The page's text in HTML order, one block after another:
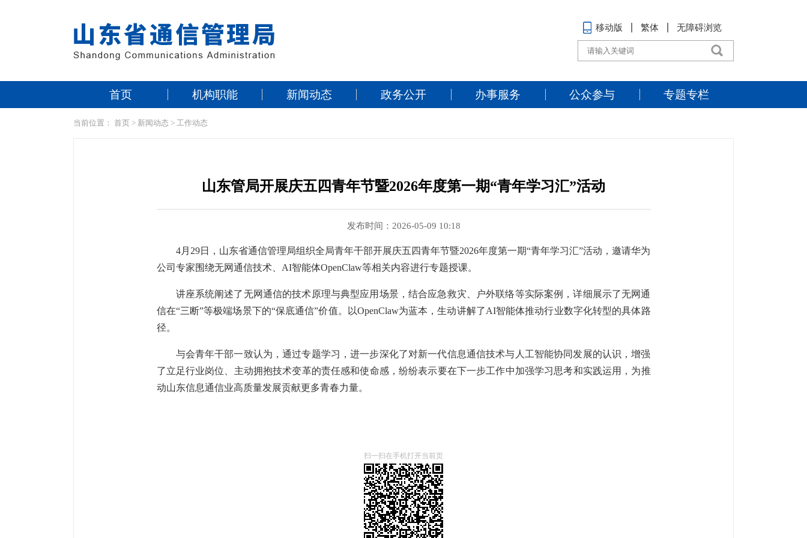
移动版 繁体 无障碍浏览
首页 机构职能 新闻动态 政务公开 办事服务 公众参与 专题专栏
当前位置： 首页 > 新闻动态 > 工作动态
山东管局开展庆五四青年节暨2026年度第一期“青年学习汇”活动
发布时间：2026-05-09 10:18
4月29日，山东省通信管理局组织全局青年干部开展庆五四青年节暨2026年度第一期“青年学习汇”活动，邀请华为
公司专家围绕无网通信技术、AI智能体OpenClaw等相关内容进行专题授课。
讲座系统阐述了无网通信的技术原理与典型应用场景，结合应急救灾、户外联络等实际案例，详细展示了无网通
信在“三断”等极端场景下的“保底通信”价值。以OpenClaw为蓝本，生动讲解了AI智能体推动行业数字化转型的具体路
径。
与会青年干部一致认为，通过专题学习，进一步深化了对新一代信息通信技术与人工智能协同发展的认识，增强
了立足行业岗位、主动拥抱技术变革的责任感和使命感，纷纷表示要在下一步工作中加强学习思考和实践运用，为推
动山东信息通信业高质量发展贡献更多青春力量。
扫一扫在手机打开当前页